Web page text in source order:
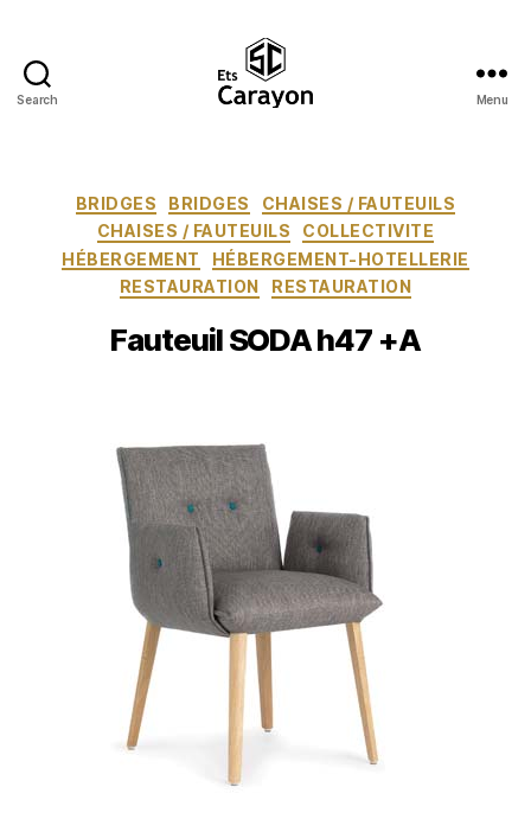
Search Menu
Catégories
BRIDGES BRIDGES
CHAISES / FAUTEUILS
CHAISES / FAUTEUILS
COLLECTIVITE
HÉBERGEMENT
HÉBERGEMENT-HOTELLERIE
RESTAURATION
RESTAURATION
Fauteuil SODA h47 +A